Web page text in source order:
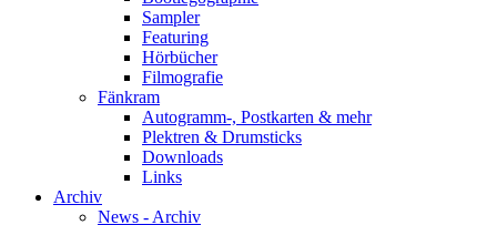
Sampler
Featuring
Hörbücher
Filmografie
Fänkram
Autogramm-, Postkarten & mehr
Plektren & Drumsticks
Downloads
Links
Archiv
News - Archiv